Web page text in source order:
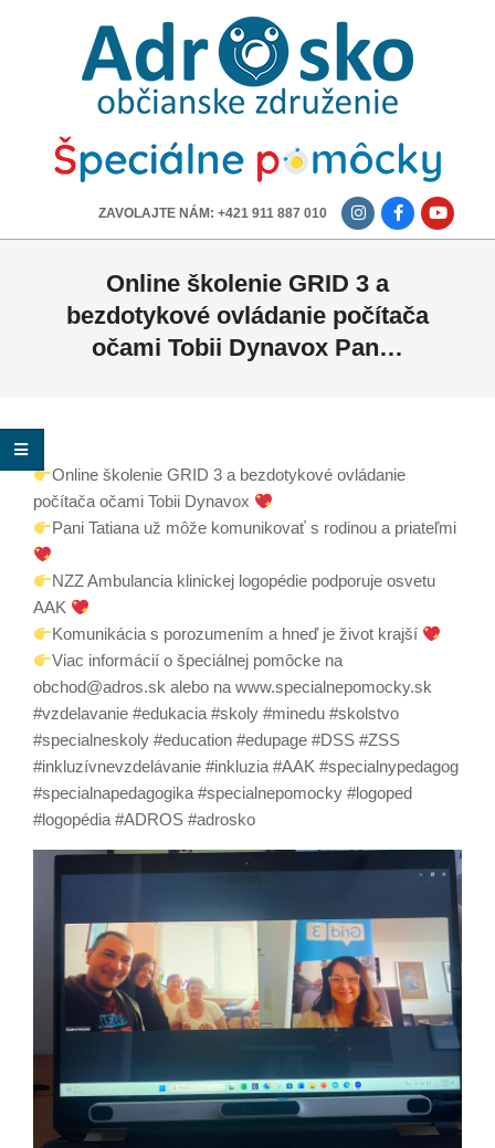
ADROSKO
OBČIANSKE
ZDRUŽENIE
ZAVOLAJTE NÁM: +421 911 887 010
Online školenie GRID 3 a
bezdotykové ovládanie počítača
očami Tobii Dynavox Pan…
Online školenie GRID 3 a bezdotykové ovládanie
počítača očami Tobii Dynavox
Pani Tatiana už môže komunikovať s rodinou a priateľmi
NZZ Ambulancia klinickej logopédie podporuje osvetu
AAK
Komunikácia s porozumením a hneď je život krajší
Viac informácií o špeciálnej pomôcke na
obchod@adros.sk alebo na www.specialnepomocky.sk
#vzdelavanie #edukacia #skoly #minedu #skolstvo
#specialneskoly #education #edupage #DSS #ZSS
#inkluzívnevzdelávanie #inkluzia #AAK #specialnypedagog
#specialnapedagogika #specialnepomocky #logoped
#logopédia #ADROS #adrosko